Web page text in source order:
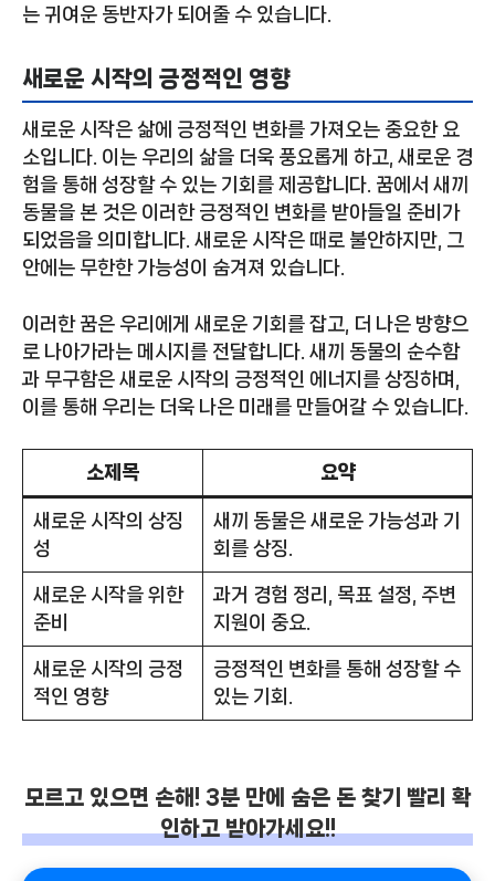
는 귀여운 동반자가 되어줄 수 있습니다.
새로운 시작의 긍정적인 영향
새로운 시작은 삶에 긍정적인 변화를 가져오는 중요한 요
소입니다. 이는 우리의 삶을 더욱 풍요롭게 하고, 새로운 경
험을 통해 성장할 수 있는 기회를 제공합니다. 꿈에서 새끼
동물을 본 것은 이러한 긍정적인 변화를 받아들일 준비가
되었음을 의미합니다. 새로운 시작은 때로 불안하지만, 그
안에는 무한한 가능성이 숨겨져 있습니다.
이러한 꿈은 우리에게 새로운 기회를 잡고, 더 나은 방향으
로 나아가라는 메시지를 전달합니다. 새끼 동물의 순수함
과 무구함은 새로운 시작의 긍정적인 에너지를 상징하며,
이를 통해 우리는 더욱 나은 미래를 만들어갈 수 있습니다.
소제목 요약
새로운 시작의 상징
성
새끼 동물은 새로운 가능성과 기
회를 상징.
새로운 시작을 위한
준비
과거 경험 정리, 목표 설정, 주변
지원이 중요.
새로운 시작의 긍정
적인 영향
긍정적인 변화를 통해 성장할 수
있는 기회.
모르고 있으면 손해! 3분 만에 숨은 돈 찾기 빨리 확
인하고 받아가세요!!